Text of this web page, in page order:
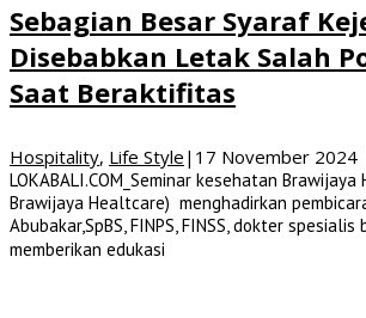
Sebagian Besar Syaraf
Disebabkan Letak Salah
Saat Beraktifitas
Hospitality, Life Style | 17 November 2024
LOKABALI.COM_Seminar kesehatan
Brawijaya Healtcare) menghadirkan
Abubakar,SpBS, FINPS, FINSS, dokter
memberikan edukasi